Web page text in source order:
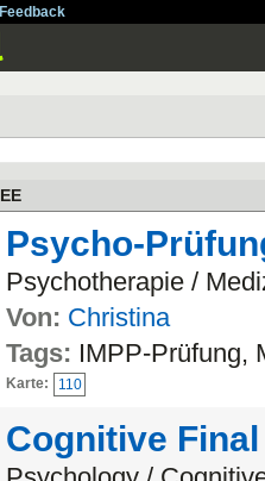
Feedback
EE
Psycho-
Psychotherapie /
Von: Christina
Tags: IMPP-Prüfung,
Karte: 110
Cognitive Final